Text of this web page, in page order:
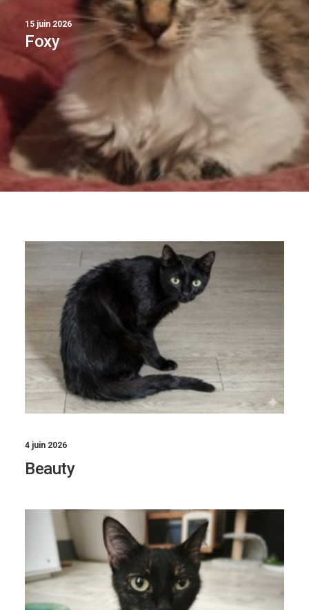
15 juin 2026
Foxy
4 juin 2026
Beauty